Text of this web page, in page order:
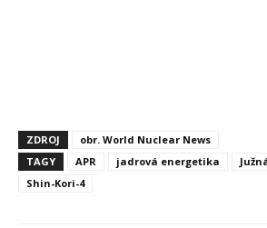
ZDROJ
obr. World Nuclear News
TAGY
APR jadrová energetika
Shin-Kori-4